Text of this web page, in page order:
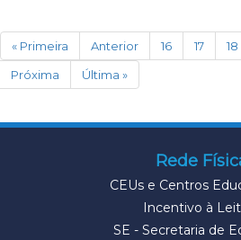
« Primeira Anterior 16 17 18
Próxima
Última »
Rede
CEUs e Centros
Incentivo à
SE - Secretaria de